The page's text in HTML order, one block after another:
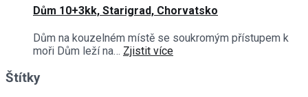
Dům 10+3kk, Starigrad, Chorvatsko
Dům na kouzelném místě se soukromým přístupem k
moři Dům leží na… Zjistit více
Štítky